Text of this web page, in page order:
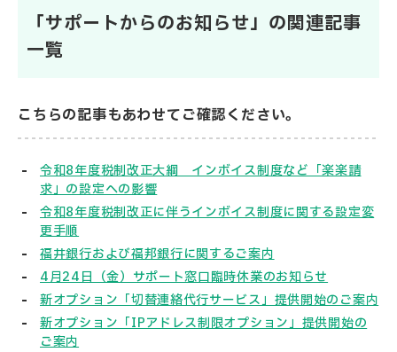
「サポートからのお知らせ」の関連記事
一覧
こちらの記事もあわせてご確認ください。
令和8年度税制改正大綱 インボイス制度など「楽楽請
求」の設定への影響
令和8年度税制改正に伴うインボイス制度に関する設定変
更手順
福井銀行および福邦銀行に関するご案内
4月24日（金）サポート窓口臨時休業のお知らせ
新オプション「切替連絡代行サービス」提供開始のご案内
新オプション「IPアドレス制限オプション」提供開始の
ご案内